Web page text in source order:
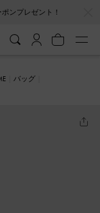
ンプレゼント！
バッグ